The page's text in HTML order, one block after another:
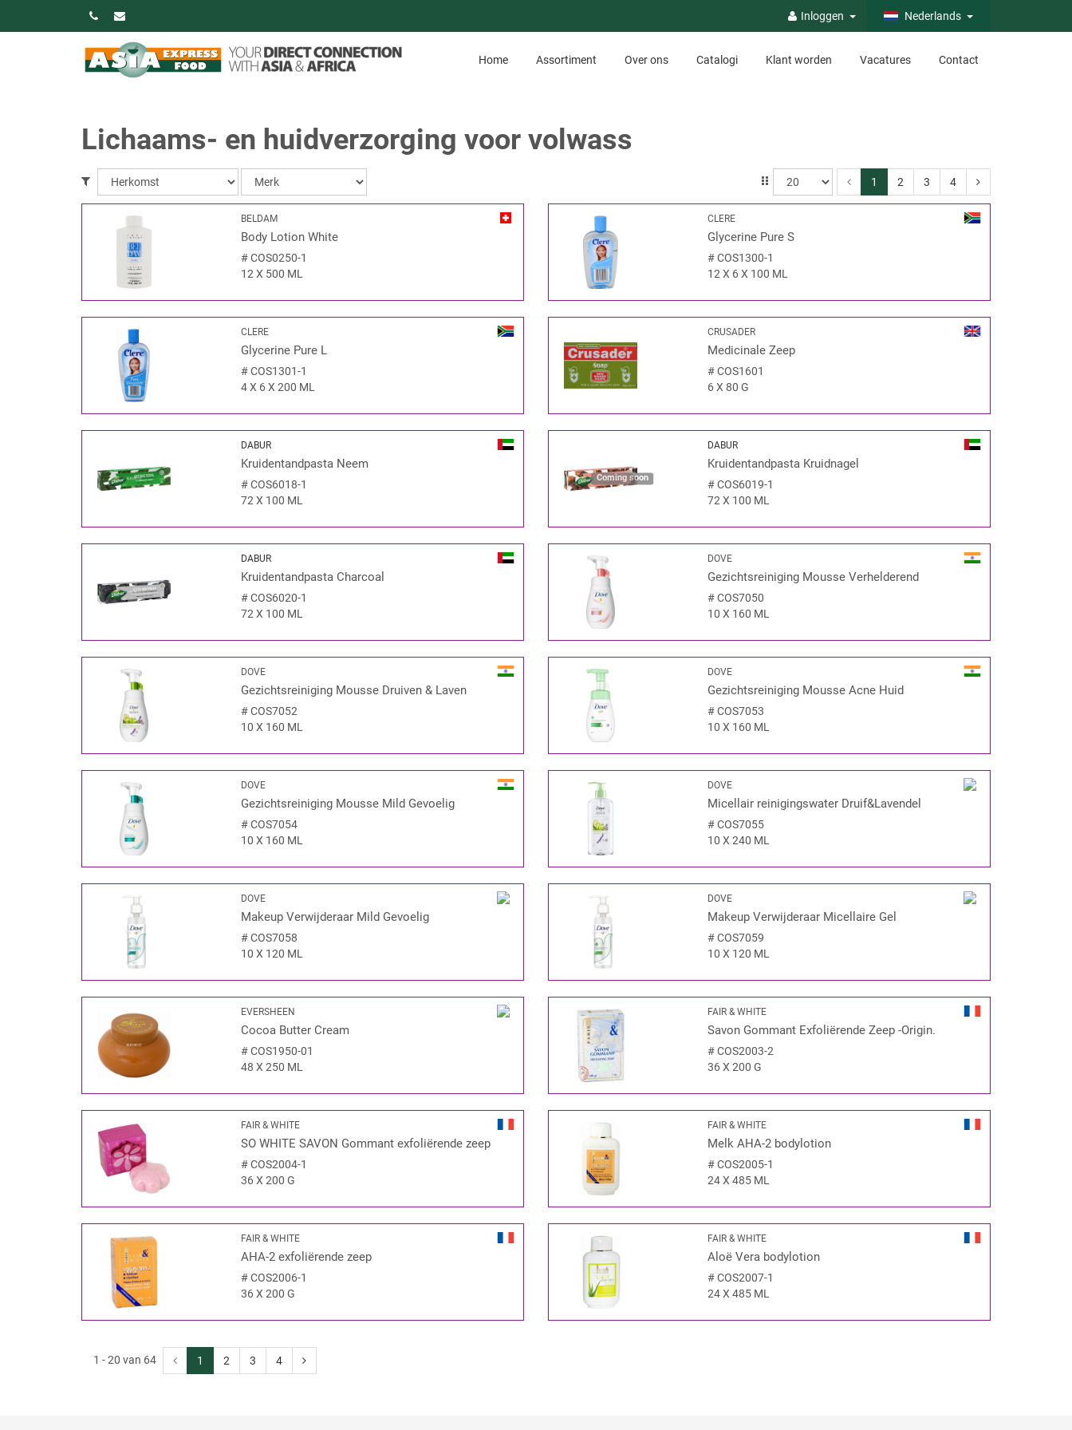
Inloggen Nederlands
Home Assortiment Over ons Catalogi Klant worden Vacatures Contact
Lichaams- en huidverzorging voor volwass
1 2 3 4
BELDAM
Body Lotion White
#COS0250-1
12 X 500 ML
CLERE
Glycerine Pure S
#COS1300-1
12 X 6 X 100 ML
CLERE
Glycerine Pure L
#COS1301-1
4 X 6 X 200 ML
CRUSADER
Medicinale Zeep
#COS1601
6 X 80 G
DABUR
Kruidentandpasta Neem
#COS6018-1
72 X 100 ML
Coming soon
DABUR
Kruidentandpasta Kruidnagel
#COS6019-1
72 X 100 ML
DABUR
Kruidentandpasta Charcoal
#COS6020-1
72 X 100 ML
DOVE
Gezichtsreiniging Mousse Verhelderend
#COS7050
10 X 160 ML
DOVE
Gezichtsreiniging Mousse Druiven & Laven
#COS7052
10 X 160 ML
DOVE
Gezichtsreiniging Mousse Acne Huid
#COS7053
10 X 160 ML
DOVE
Gezichtsreiniging Mousse Mild Gevoelig
#COS7054
10 X 160 ML
DOVE
Micellair reinigingswater Druif&Lavendel
#COS7055
10 X 240 ML
DOVE
Makeup Verwijderaar Mild Gevoelig
#COS7058
10 X 120 ML
DOVE
Makeup Verwijderaar Micellaire Gel
#COS7059
10 X 120 ML
EVERSHEEN
Cocoa Butter Cream
#COS1950-01
48 X 250 ML
FAIR & WHITE
Savon Gommant Exfoliërende Zeep -Origin.
#COS2003-2
36 X 200 G
FAIR & WHITE
SO WHITE SAVON Gommant exfoliërende zeep
#COS2004-1
36 X 200 G
FAIR & WHITE
Melk AHA-2 bodylotion
#COS2005-1
24 X 485 ML
FAIR & WHITE
AHA-2 exfoliërende zeep
#COS2006-1
36 X 200 G
FAIR & WHITE
Aloë Vera bodylotion
#COS2007-1
24 X 485 ML
1 - 20 van 64 1 2 3 4